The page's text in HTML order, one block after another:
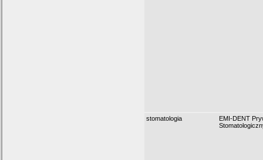
stomatologia
EMI-DENT